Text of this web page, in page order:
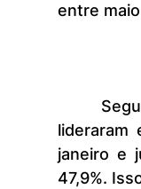
entre
lideraram
janeiro e
47,9%.